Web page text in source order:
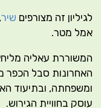
לגיליון זה מצורפים שיר
אמל מטר.
המשוררת עאליה
האחרונות סבל הכפר
ומשפחתה, ובתיעוד
עוסק בחוויית הגירוש.